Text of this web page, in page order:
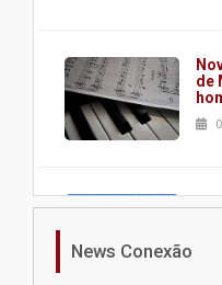
de
News Conexão